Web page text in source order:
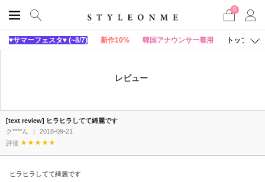
0
♥サマーフェスタ♥ (~8/7) 新作10% 韓国アナウンサー着用 トップス
レビュー
[text review] ヒラヒラしてて綺麗です
ク****ん
|
2018-09-21
評価
ヒラヒラしてて綺麗です